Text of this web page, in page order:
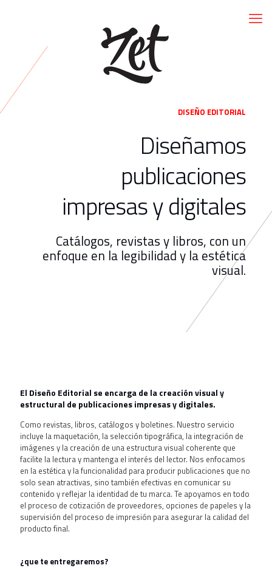
DISEÑO EDITORIAL
Diseñamos
publicaciones
impresas y digitales
Catálogos, revistas y libros, con un
enfoque en la legibilidad y la estética
visual.
El Diseño Editorial se encarga de la creación visual y
estructural de publicaciones impresas y digitales.
Como revistas, libros, catálogos y boletines. Nuestro servicio
incluye la maquetación, la selección tipográfica, la integración de
imágenes y la creación de una estructura visual coherente que
facilite la lectura y mantenga el interés del lector. Nos enfocamos
en la estética y la funcionalidad para producir publicaciones que no
solo sean atractivas, sino también efectivas en comunicar su
contenido y reflejar la identidad de tu marca. Te apoyamos en todo
el proceso de cotización de proveedores, opciones de papeles y la
supervisión del proceso de impresión para asegurar la calidad del
producto final.
¿que te entregaremos?